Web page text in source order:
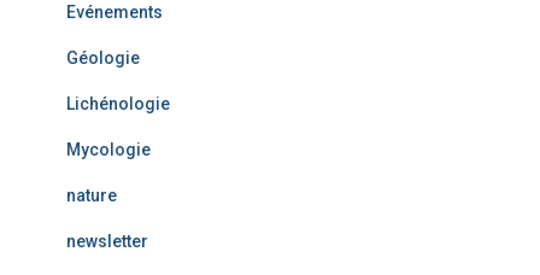
Evénements
Géologie
Lichénologie
Mycologie
nature
newsletter